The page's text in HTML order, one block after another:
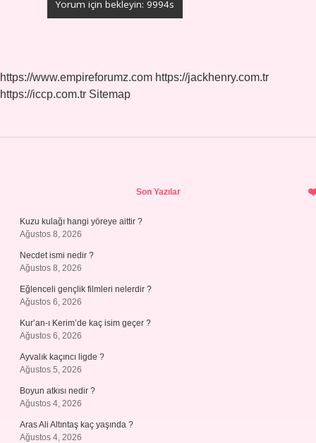
https://www.empireforumz.com https://jackhenry.com.tr
https://iccp.com.tr Sitemap
Son Yazılar
Kuzu kulağı hangi yöreye aittir ?
Ağustos 8, 2026
Necdet ismi nedir ?
Ağustos 8, 2026
Eğlenceli gençlik filmleri nelerdir ?
Ağustos 6, 2026
Kur’an-ı Kerim’de kaç isim geçer ?
Ağustos 6, 2026
Ayvalık kaçıncı ligde ?
Ağustos 5, 2026
Boyun atkısı nedir ?
Ağustos 4, 2026
Aras Ali Altıntaş kaç yaşında ?
Ağustos 4, 2026